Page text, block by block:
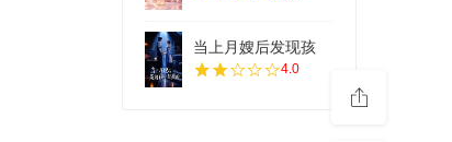
当上月嫂后发现孩
4.0